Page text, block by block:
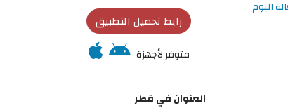
رابط تحميل التطبيق
متوفر لأجهزة
العنوان في قطر